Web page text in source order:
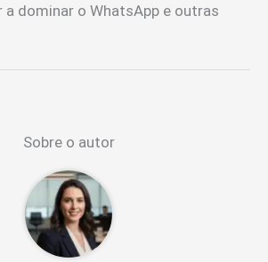
a dominar o WhatsApp e outras
Sobre o autor